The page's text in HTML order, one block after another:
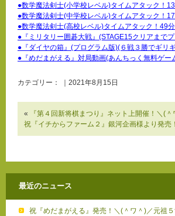
●数学魔法剣士(小学校レベル)タイムアタック！
●数学魔法剣士(中学校レベル)タイムアタック！
●数学魔法剣士(高校レベル)タイムアタック！49
●『ミリタリー囲碁大戦』(STAGE15クリアまで
●『ダイヤの箱』(プログラム版)(６戦３勝でギリ
●『めだまがえる』対局動画(あんちっく無料ゲー
カテゴリー： ｜2021年8月15日
«
『第４回新将棋まつり』ネット上開催！＼(＾
祝『イチからファーム２』銀河企画様より発売
最近のニュース
祝『めだまがえる』発売！＼(＾ワ＾)／元祖